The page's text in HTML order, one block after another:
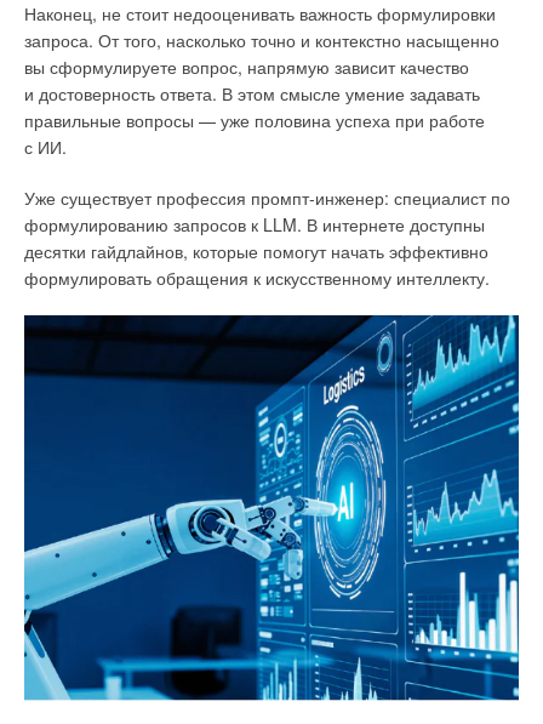
Наконец, не стоит недооценивать важность формулировки
запроса. От того, насколько точно и контекстно насыщенно
вы сформулируете вопрос, напрямую зависит качество
и достоверность ответа. В этом смысле умение задавать
правильные вопросы — уже половина успеха при работе
с ИИ.
Уже существует профессия промпт-инженер: специалист по
формулированию запросов к LLM. В интернете доступны
десятки гайдлайнов, которые помогут начать эффективно
формулировать обращения к искусственному интеллекту.
Исследование также разрешило давнюю загадку больших
римских свинцовых труб, о которых мы расскажем
в следующих номерах нашего журнала. Сопоставив
карбонаты, найденные внутри труб, с изотопными
сигнатурами из северного и южного акведуков,
исследователи подтвердили, что эти трубы формировали
часть инвертированной сифонной системы (вернее, дюкера),
транспортировавшей воду под руслом реки Рона для
снабжения района на противоположном берегу. Это
выдающееся применение римскими инженерами законов
гидравлики, включая использование принципа
сообщающихся сосудов для преодоления географических
препятствий.